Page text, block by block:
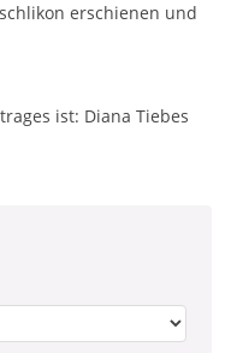
erschienen und
ist: Diana Tiebes